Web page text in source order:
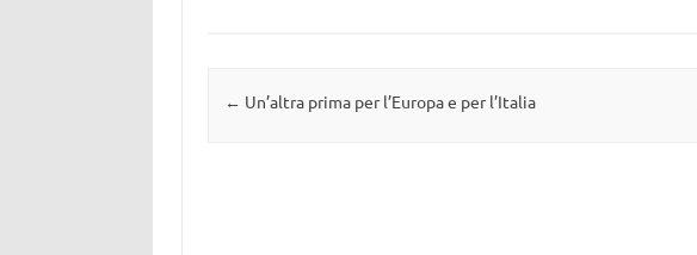
Navigazione articolo
← Un’altra prima per l’Europa e per l’Italia